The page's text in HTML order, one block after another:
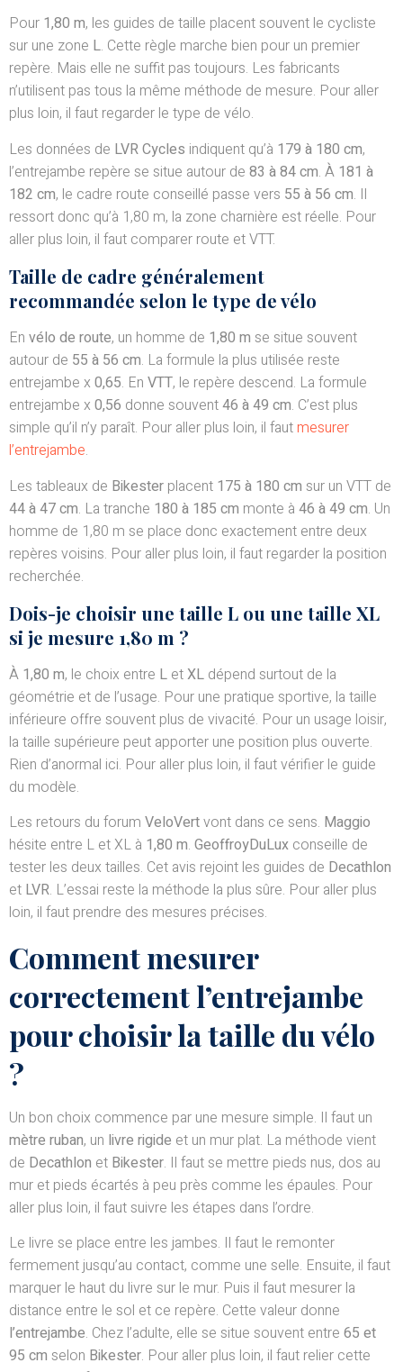
Pour 1,80 m, les guides de taille placent souvent le cycliste
sur une zone L. Cette règle marche bien pour un premier
repère. Mais elle ne suffit pas toujours. Les fabricants
n’utilisent pas tous la même méthode de mesure. Pour aller
plus loin, il faut regarder le type de vélo.
Les données de LVR Cycles indiquent qu’à 179 à 180 cm,
l’entrejambe repère se situe autour de 83 à 84 cm. À 181 à
182 cm, le cadre route conseillé passe vers 55 à 56 cm. Il
ressort donc qu’à 1,80 m, la zone charnière est réelle. Pour
aller plus loin, il faut comparer route et VTT.
Taille de cadre généralement
recommandée selon le type de vélo
En vélo de route, un homme de 1,80 m se situe souvent
autour de 55 à 56 cm. La formule la plus utilisée reste
entrejambe x 0,65. En VTT, le repère descend. La formule
entrejambe x 0,56 donne souvent46 à 49 cm. C’est plus
simple qu’il n’y paraît. Pour aller plus loin, il fautmesurer
l’entrejambe.
Les tableaux de Bikester placent 175 à 180 cm sur un VTT de
44 à 47 cm. La tranche 180 à 185 cm monte à 46 à 49 cm. Un
homme de 1,80 m se place donc exactement entre deux
repères voisins. Pour aller plus loin, il faut regarder la position
recherchée.
Dois-je choisir une taille L ou une taille XL
si je mesure 1,80 m ?
À 1,80 m, le choix entre L etXL dépend surtout de la
géométrie et de l’usage. Pour une pratique sportive, la taille
inférieure offre souvent plus de vivacité. Pour un usage loisir,
la taille supérieure peut apporter une position plus ouverte.
Rien d’anormal ici. Pour aller plus loin, il faut vérifier le guide
du modèle.
Les retours du forum VeloVertvont dans ce sens. Maggio
hésite entre L et XL à 1,80 m. GeoffroyDuLux conseille de
tester les deux tailles. Cet avis rejoint les guides de Decathlon
et LVR. L’essai reste la méthode la plus sûre. Pour aller plus
loin, il faut prendre des mesures précises.
Comment mesurer
correctement l’entrejambe
pour choisir la taille du vélo
?
Un bon choix commence par une mesure simple. Il faut un
mètre ruban, un livre rigide et un mur plat. La méthode vient
de Decathlon et Bikester. Il faut se mettre pieds nus, dos au
mur et pieds écartés à peu près comme les épaules. Pour
aller plus loin, il faut suivre les étapes dans l’ordre.
Le livre se place entre les jambes. Il faut le remonter
fermement jusqu’au contact, comme une selle. Ensuite, il faut
marquer le haut du livre sur le mur. Puis il faut mesurer la
distance entre le sol et ce repère. Cette valeur donne
l’entrejambe. Chez l’adulte, elle se situe souvent entre 65 et
95 cm selon Bikester. Pour aller plus loin, il faut relier cette